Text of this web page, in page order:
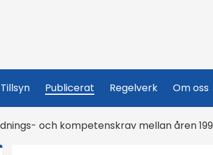
Tillsyn Publicerat Regelverk Om oss
och kompetenskrav mellan åren